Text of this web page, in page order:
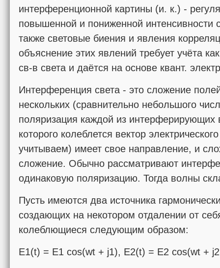
интерференционной картины (и. к.) -
повышенной и пониженной интенсивности
также световые биения и явления
объяснение этих явлений требует учёта
св-в света и даётся на основе квант.
Интерференция света - это сложение
нескольких (сравнительно небольшого
поляризация каждой из интерферирующих
которого колеблется вектор
учитываем) имеет свое направление, и
сложение. Обычно рассматривают
одинаковую поляризацию. Тогда волны
Пусть имеются два источника
создающих на некотором отдалении от
колеблющиеся следующим образом:
E1(t) = E1 cos(wt + j1), E2(t) = E2 cos(wt +